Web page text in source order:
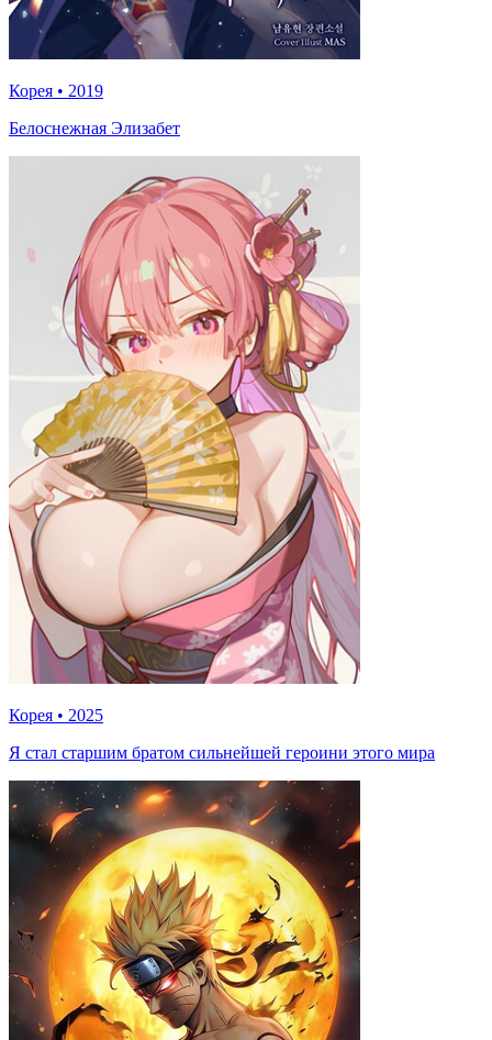
Корея • 2019
Белоснежная Элизабет
Корея • 2025
Я стал старшим братом сильнейшей героини этого мира